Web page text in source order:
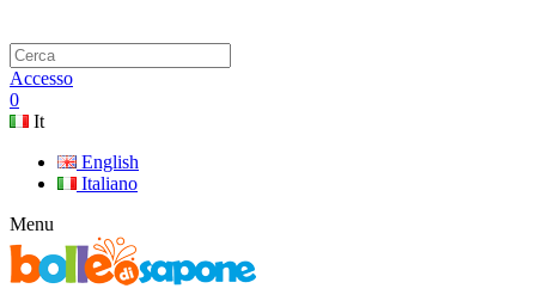
Accesso
0
It
English
Italiano
Menu